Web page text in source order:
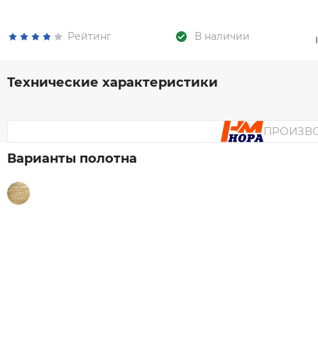
Рейтинг В наличии
Технические характеристики
Варианты полотна